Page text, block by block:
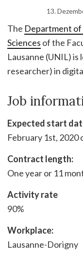
13.
The Department of
Sciences of the
Lausanne (UNIL) is
researcher) in
Job
Expected start
February 1st, 2020
Contract length:
One year or 11
Activity rate
90%
Workplace:
Lausanne-Dorigny